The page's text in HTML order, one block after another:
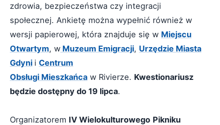
zdrowia, bezpieczeństwa czy integracji
społecznej. Ankietę można wypełnić również w
wersji papierowej, która znajduje się w Miejscu
Otwartym, w Muzeum Emigracji, Urzędzie Miasta
Gdyni i Centrum
Obsługi Mieszkańca w Rivierze. Kwestionariusz
będzie dostępny do 19 lipca.
Organizatorem IV Wielokulturowego Pikniku